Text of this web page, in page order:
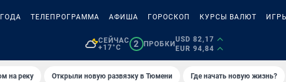
ТЕЛЕПРОГРАММА АФИША ГОРОСКОП КУРСЫ ВАЛЮТ
СЕЙЧАС
+17°C
2 ПРОБКИ
USD 82,17
EUR 94,84
на реку Открыли новую развязку в Тюмени Где начать новую жизнь?